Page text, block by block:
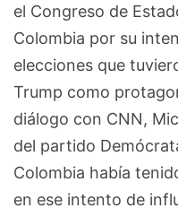
el Congreso de
Colombia por su
elecciones que
Trump como
diálogo con CNN,
del partido
Colombia había
en ese intento de